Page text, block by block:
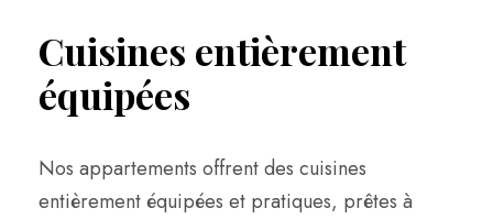
Cuisines entièrement
équipées
Nos appartements offrent des cuisines
entièrement équipées et pratiques, prêtes à